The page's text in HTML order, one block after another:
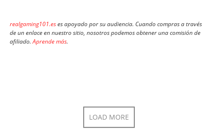
realgaming101.eses apoyado por su audiencia. Cuando compras a través
de un enlace en nuestro sitio, nosotros podemos obtener una comisión de
afiliado.Aprende más.
LOAD MORE